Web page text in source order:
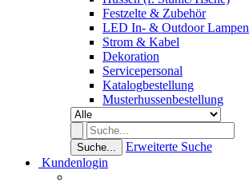
Festzelte & Zubehör
LED In- & Outdoor Lampen
Strom & Kabel
Dekoration
Servicepersonal
Katalogbestellung
Musterhussenbestellung
Suche...
Erweiterte Suche
Kundenlogin